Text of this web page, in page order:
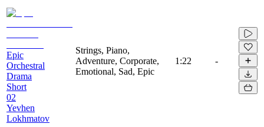
Epic
Orchestral
Drama
Short
02
Yevhen
Lokhmatov
Strings, Piano,
Adventure, Corporate,
Emotional, Sad, Epic
1:22 -